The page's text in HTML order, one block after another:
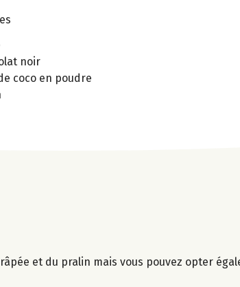
noir
coco en poudre
et du pralin mais vous pouvez opter